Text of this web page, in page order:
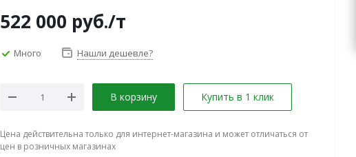
522 000 руб./т
Много Нашли дешевле?
В корзину Купить в 1 клик
Цена действительна только для интернет-магазина и может отличаться от
цен в розничных магазинах